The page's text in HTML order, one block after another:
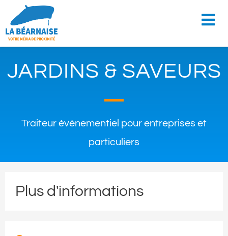
JARDINS & SAVEURS
Traiteur événementiel pour entreprises et
particuliers
Plus d'informations